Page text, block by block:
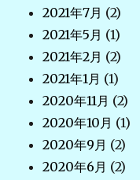
2021年7月 (2)
2021年5月 (1)
2021年2月 (2)
2021年1月 (1)
2020年11月 (2)
2020年10月 (1)
2020年9月 (2)
2020年6月 (2)